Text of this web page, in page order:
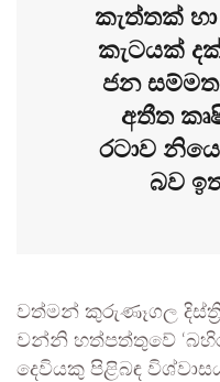
කැත්තක්
කැටයක්
ජන
අතීත
රටාව
බව
වත්මන් කුරුණෑගල
වන්නි හත්පත්තුවේ
දෙවියකු පිළිබඳ